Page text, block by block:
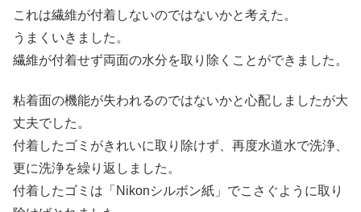
これは繊維が付着しないのではないかと考えた。
うまくいきました。
繊維が付着せず両面の水分を取り除くことができました。
粘着面の機能が失われるのではないかと心配しましたが大
丈夫でした。
付着したゴミがきれいに取り除けず、再度水道水で洗浄、
更に洗浄を繰り返しました。
付着したゴミは「Nikonシルボン紙」でこさぐように取り